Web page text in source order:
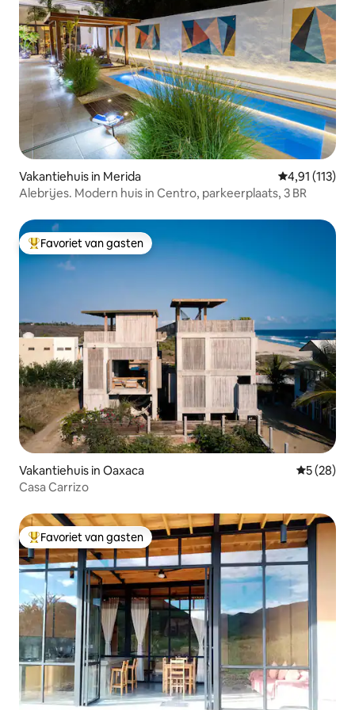
Vakantiehuis in Merida Gemiddelde
4,91 (113)
Alebrijes. Modern huis in Centro, parkeerplaats, 3 BR
Topfavoriet van gasten
Favoriet van gasten
Vakantiehuis in Oaxaca
5 (28)
Casa Carrizo
Topfavoriet van gasten
Favoriet van gasten